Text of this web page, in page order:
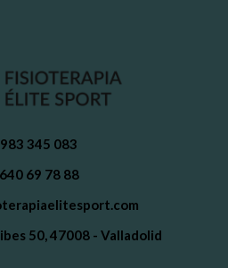
983 345 083
640 69 78 88
50, 47008 - Valladolid